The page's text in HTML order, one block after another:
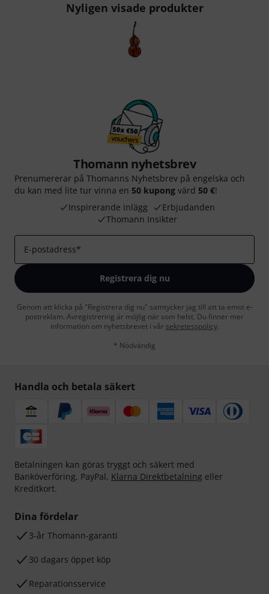
Nyligen visade produkter
Thomann nyhetsbrev
Prenumererar på Thomanns Nyhetsbrev på engelska och
du kan med lite tur vinna en 50 kupong värd 50 €!
Inspirerande inlägg
Erbjudanden
Thomann Insikter
E-postadress*
Registrera dig nu
Genom att klicka på "Registrera dig nu" samtycker jag till att ta emot e-
postreklam. Avregistrering är möjlig när som helst. Du finner mer
information om nyhetsbrevet i vår sekretesspolicy.
* Nödvändig
Handla och betala säkert
Betalningen kan göras tryggt och säkert med
Banköverföring, PayPal, Klarna Direktbetalning eller
Kreditkort.
Dina fördelar
3-år Thomann-garanti
30 dagars öppet köp
Reparationsservice